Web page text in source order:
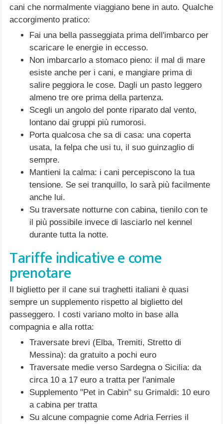
cani che normalmente viaggiano bene in auto. Qualche
accorgimento pratico:
Fai una bella passeggiata prima dell'imbarco per
scaricare le energie in eccesso.
Non imbarcarlo a stomaco pieno: il mal di mare
esiste anche per i cani, e mangiare prima di
salire peggiora le cose. Dagli un pasto leggero
almeno tre ore prima della partenza.
Scegli un angolo del ponte riparato dal vento,
lontano dai gruppi più rumorosi.
Porta qualcosa che sa di casa: una coperta
usata, la felpa che usi tu, il suo guinzaglio di
sempre.
Mantieni la calma: i cani percepiscono la tua
tensione. Se sei tranquillo, lo sarà più facilmente
anche lui.
Su traversate notturne con cabina, tienilo con te
il più possibile invece di lasciarlo nel kennel
durante tutta la notte.
Tariffe indicative e come
prenotare
Il biglietto per il cane sui traghetti italiani è quasi
sempre un supplemento rispetto al biglietto del
passeggero. I costi variano molto in base alla
compagnia e alla rotta:
Traversate brevi (Elba, Tremiti, Stretto di
Messina): da gratuito a pochi euro
Traversate medie verso Sardegna o Sicilia: da
circa 10 a 17 euro a tratta per l'animale
Supplemento "Pet in Cabin" su Grimaldi: 10 euro
a cabina per tratta
Su alcune compagnie come Adria Ferries il